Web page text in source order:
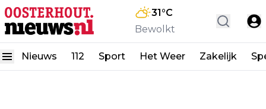
31°C
Bewolkt
Nieuws 112 Sport Het Weer Zakelijk